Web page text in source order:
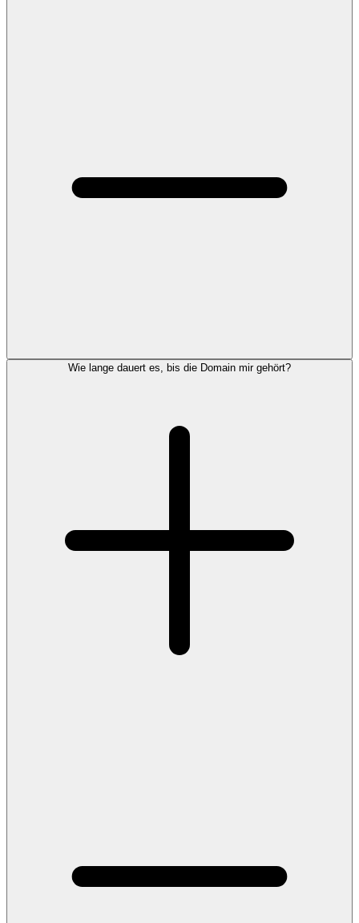
Wie lange dauert es, bis die Domain mir gehört?